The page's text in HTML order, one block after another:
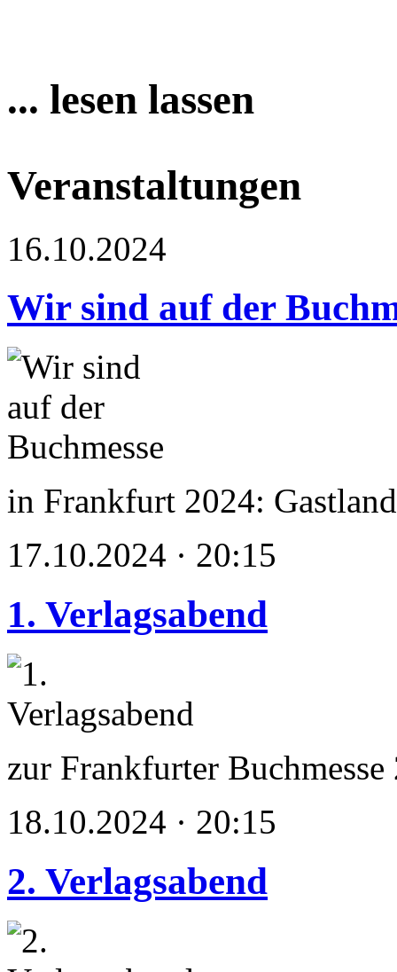
... lesen lassen
Veranstaltungen
16.10.2024
Wir sind auf der
in Frankfurt 2024:
17.10.2024 · 20:15
1. Verlagsabend
zur Frankfurter Buchmesse
18.10.2024 · 20:15
2. Verlagsabend